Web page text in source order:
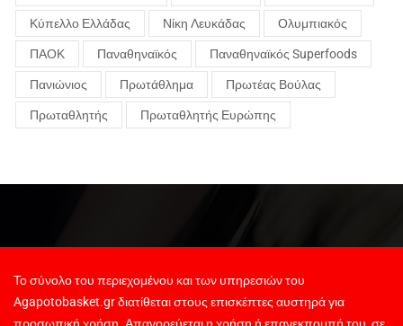
Κύπελλο Ελλάδας Νίκη Λευκάδας Ολυμπιακός
ΠΑΟΚ Παναθηναϊκός Παναθηναϊκός Superfoods
Πανιώνιος Πρωτάθλημα Πρωτέας Βούλας
Πρωταθλητής Πρωταθλητής Ευρώπης
Το σύνολο του περιεχομένου και των υπηρεσιών του
Agapotobasket.gr διατίθεται στους επισκέπτες αυστηρά για